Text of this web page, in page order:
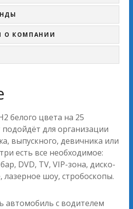
О КОМПАНИИ
белого цвета на 25
подойдёт для организации
выпускного, девичника или
есть все необходимое:
DVD, TV, VIP-зона, диско-
лазерное шоу, стробоскопы.
автомобиль с водителем